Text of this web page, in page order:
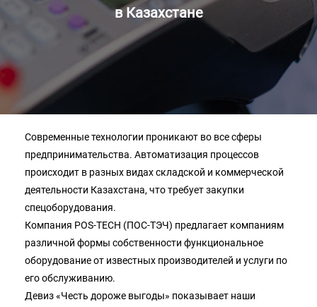
в Казахстане
Современные технологии проникают во все сферы
предпринимательства. Автоматизация процессов
происходит в разных видах складской и коммерческой
деятельности Казахстана, что требует закупки
спецоборудования.
Компания POS-TECH (ПОС-ТЭЧ) предлагает компаниям
различной формы собственности функциональное
оборудование от известных производителей и услуги по
его обслуживанию.
Девиз «Честь дороже выгоды» показывает наши